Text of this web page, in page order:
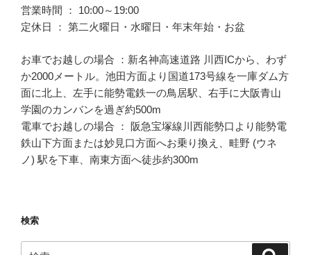
営業時間 ： 10:00～19:00
定休日 ： 第二火曜日・水曜日・年末年始・お盆
お車でお越しの場合 ：新名神高速道路 川西ICから、わず
か2000メートル。池田方面より国道173号線を一庫ダム方
面に北上、左手に能勢電鉄一の鳥居駅、右手に大阪青山
学園のカンバンを過ぎ約500m
電車でお越しの場合 ： 阪急宝塚線川西能勢口より能勢電
鉄山下方面または妙見口方面へお乗り換え、畦野 (ウネ
ノ) 駅を下車、南東方面へ徒歩約300m
検索